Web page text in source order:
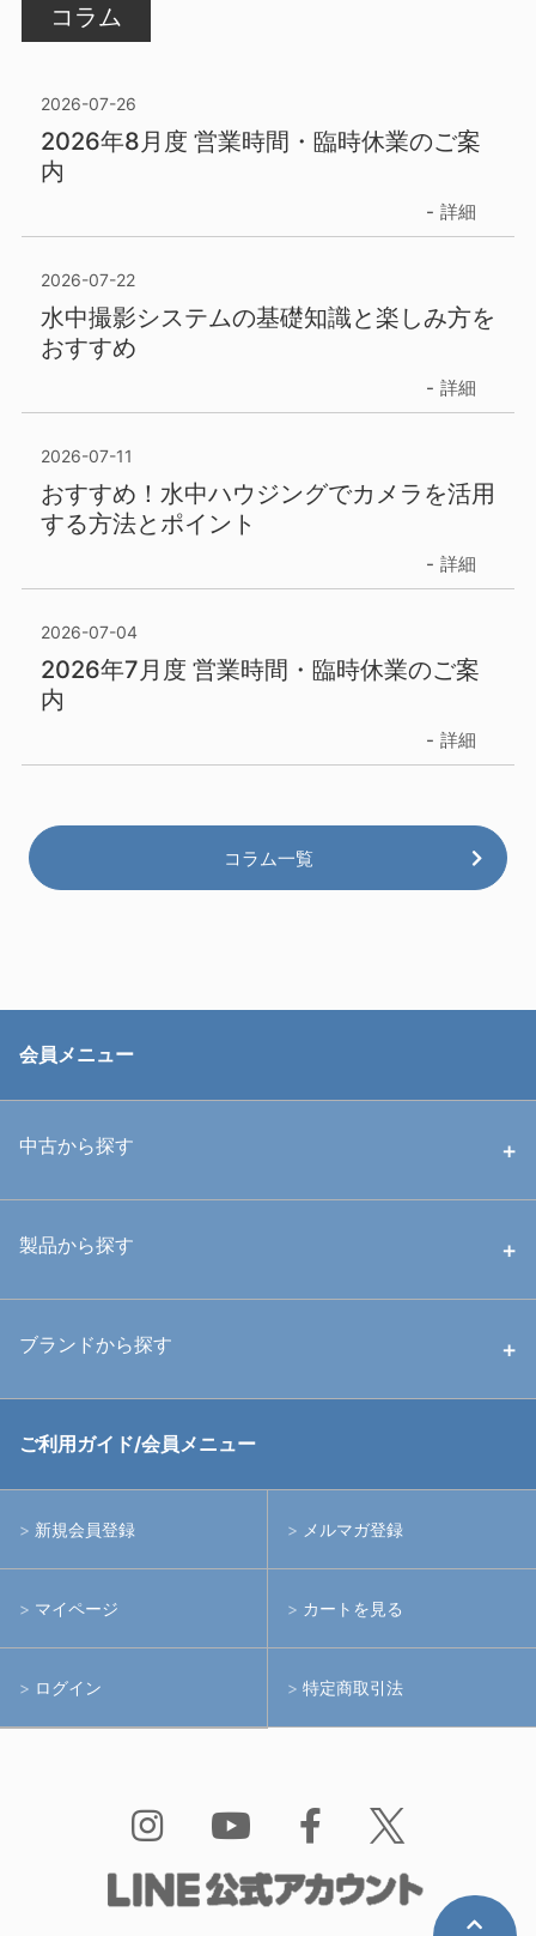
コラム
2026-07-26
2026年8月度 営業時間・臨時休業のご案
内
詳細
2026-07-22
水中撮影システムの基礎知識と楽しみ方を
おすすめ
詳細
2026-07-11
おすすめ！水中ハウジングでカメラを活用
する方法とポイント
詳細
2026-07-04
2026年7月度 営業時間・臨時休業のご案
内
詳細
コラム一覧
会員メニュー
中古から探す
中古ハウジング
中古アームシステム
製品から探す
ハウジング
ライト
アームシステム
アクションカメラ(GoPro等)
水中用品
ブランドから探す
RGBlue
イノン
ご利用ガイド/会員メニュー
新規会員登録 メルマガ登録
マイページ カートを見る
ログイン 特定商取引法